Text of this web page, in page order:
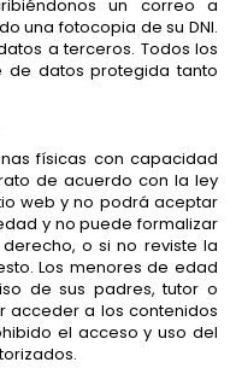
un correo a
una fotocopia de su DNI.
a terceros. Todos los
de datos protegida tanto
físicas con capacidad
de acuerdo con la ley
web y no podrá aceptar
y no puede formalizar
o si no reviste la
Los menores de edad
de sus padres, tutor o
acceder a los contenidos
el acceso y uso del